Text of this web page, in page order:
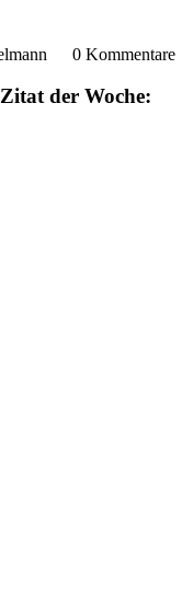
0 Kommentare
der Woche: